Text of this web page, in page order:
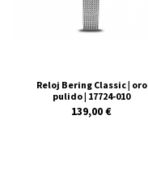
Reloj Bering Classic | oro
pulido | 17724-010
139,00 €